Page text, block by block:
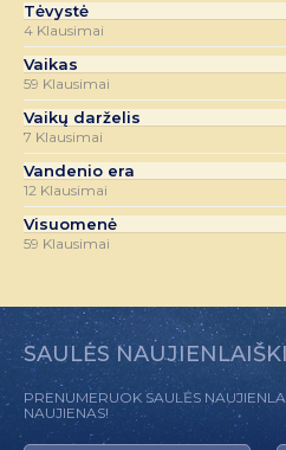
Tėvystė
4 Klausimai
Vaikas
59 Klausimai
Vaikų darželis
7 Klausimai
Vandenio era
12 Klausimai
Visuomenė
59 Klausimai
SAULĖS
PRENUMERUOK SAULĖS
NAUJIENAS!